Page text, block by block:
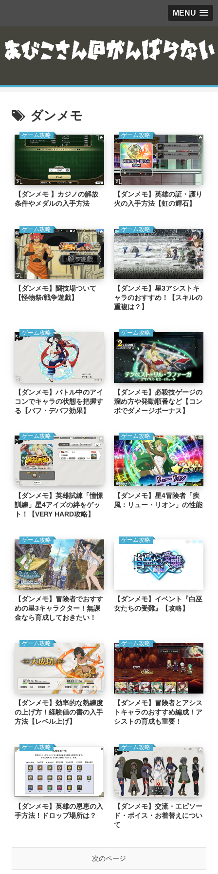
MENU
ダンメモ
ゲーム攻略
【ダンメモ 】カジノの解放
条件やメダルの入手方法
ゲーム攻略
【ダンメモ】英雄の証・護り
火の入手方法【虹の輝石】
ゲーム攻略
【ダンメモ】闘技場ついて
【怪物祭/戦争遊戯】
ゲーム攻略
【ダンメモ】星3アシストキ
ャラのおすすめ！【スキルの
重複は？】
ゲーム攻略
【ダンメモ】バトル中のアイ
コンでキャラの状態を把握す
る【バフ・デバフ効果】
ゲーム攻略
【ダンメモ】必殺技ゲージの
溜め方や発動順番など【コン
ボでダメージボーナス】
ゲーム攻略
【ダンメモ】英雄試練「憧憬
訓練」星4アイズの絆をゲッ
ト！【VERY HARD攻略】
ゲーム攻略
【ダンメモ】星4冒険者「疾
風：リュー・リオン」の性能
ゲーム攻略
【ダンメモ】冒険者でおすす
めの星3キャラクター！無課
金なら育成しておきたい！
ゲーム攻略
【ダンメモ】イベント『白巫
女たちの受難』【攻略】
ゲーム攻略
【ダンメモ】効率的な熟練度
の上げ方！経験値の書の入手
方法【レベル上げ】
ゲーム攻略
【ダンメモ】冒険者とアシス
トキャラのおすすめ編成！ア
シストの育成も重要！
ゲーム攻略
【ダンメモ】英雄の恩恵の入
手方法！ドロップ場所は？
ゲーム攻略
【ダンメモ】交流・エピソー
ド・ボイス・お着替えについ
て
次のページ